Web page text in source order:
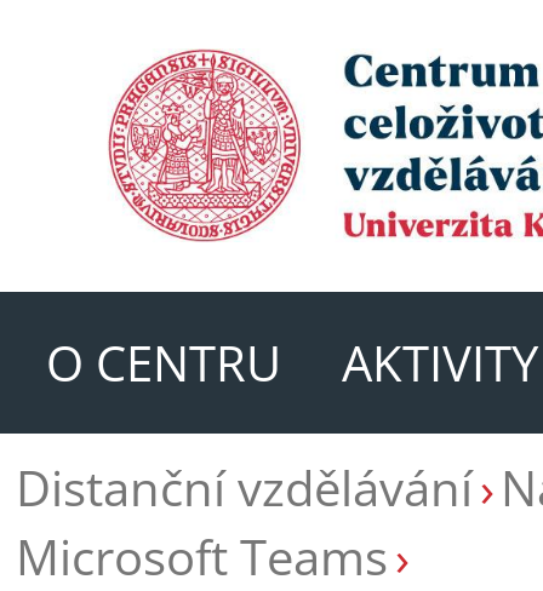
O CENTRU
Distanční vzdělávání
Microsoft Teams